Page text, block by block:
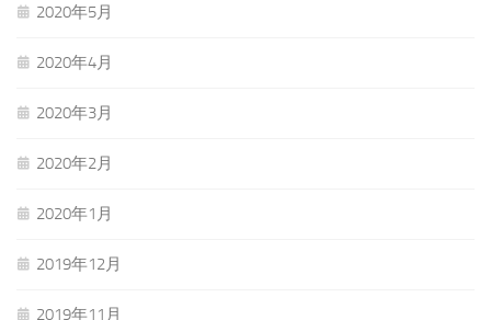
2020年5月
2020年4月
2020年3月
2020年2月
2020年1月
2019年12月
2019年11月